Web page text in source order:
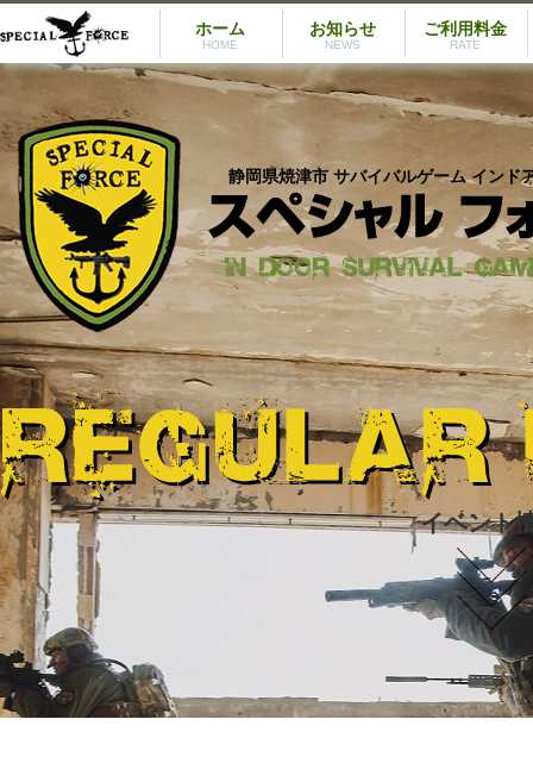
ホーム
HOME
お知らせ
NEWS
ご利用料金
RATE
静岡県焼津市 サバイバルゲーム インド
イベント